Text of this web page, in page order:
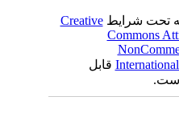
تحت شرایطCreative
Commons
قابل